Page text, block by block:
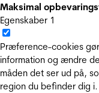
Maksimal
Egenskaber 1
Præference-cookies
information og ændre
måden det ser ud på,
region du befinder dig i.